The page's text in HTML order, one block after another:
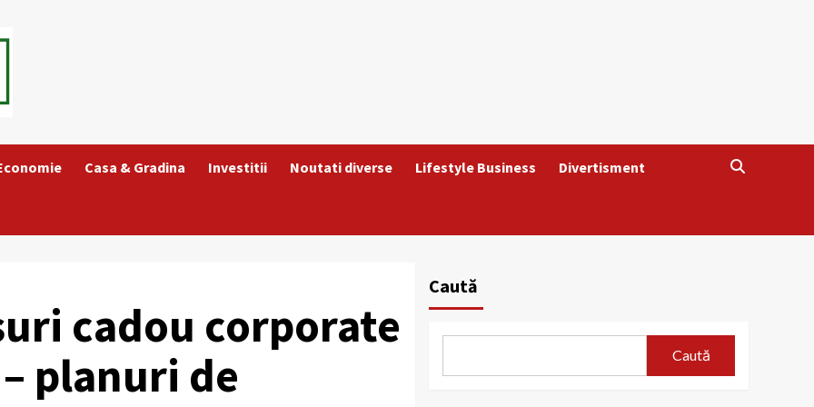
Casa & Gradina Investitii Noutati diverse Lifestyle Business Divertisment
cadou corporate
planuri de
Caută
Caută